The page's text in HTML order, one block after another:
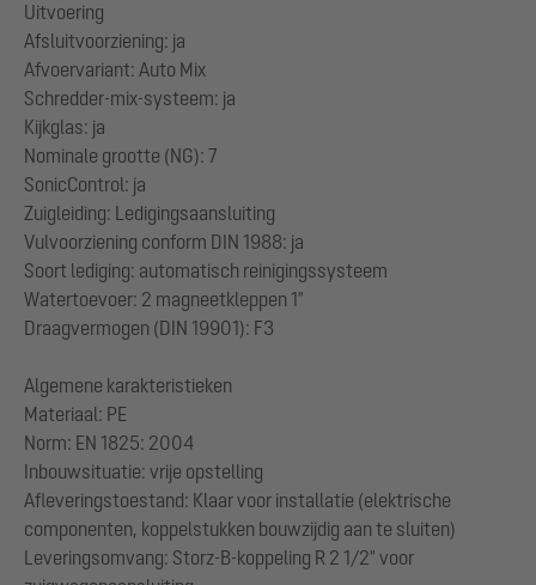
Uitvoering
Afsluitvoorziening: ja
Afvoervariant: Auto Mix
Schredder-mix-systeem: ja
Kijkglas: ja
Nominale grootte (NG): 7
SonicControl: ja
Zuigleiding: Ledigingsaansluiting
Vulvoorziening conform DIN 1988: ja
Soort lediging: automatisch reinigingssysteem
Watertoevoer: 2 magneetkleppen 1"
Draagvermogen (DIN 19901): F3
Algemene karakteristieken
Materiaal: PE
Norm: EN 1825: 2004
Inbouwsituatie: vrije opstelling
Afleveringstoestand: Klaar voor installatie (elektrische
componenten, koppelstukken bouwzijdig aan te sluiten)
Leveringsomvang: Storz-B-koppeling R 2 1/2" voor